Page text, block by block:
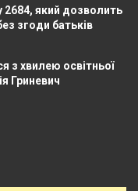
який дозволить
згоди батьків
з хвилею освітньої
Гриневич